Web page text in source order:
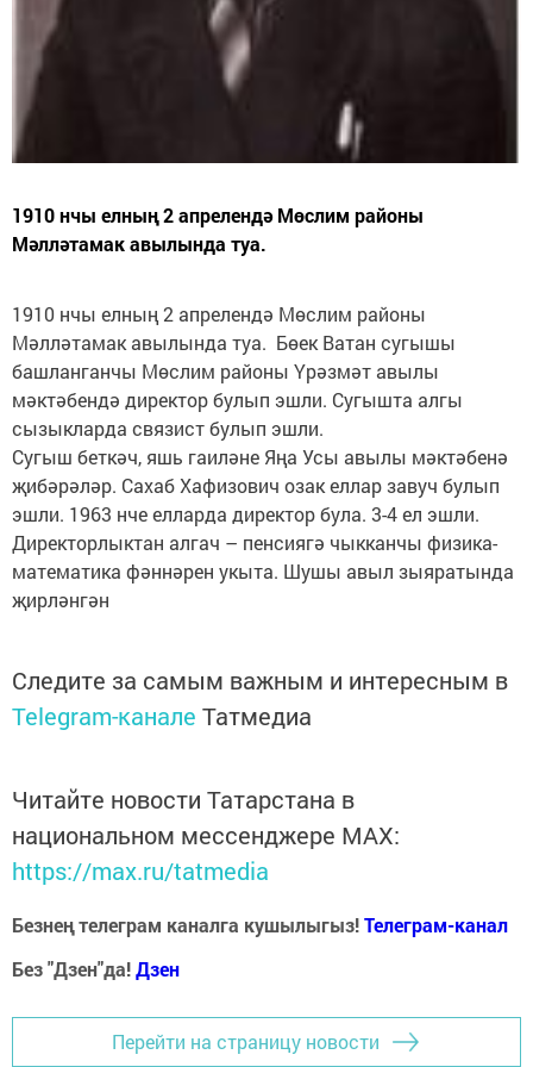
1910 нчы елның 2 апрелендә Мөслим районы
Мәлләтамак авылында туа.
1910 нчы елның 2 апрелендә Мөслим районы
Мәлләтамак авылында туа. Бөек Ватан сугышы
башланганчы Мөслим районы Үрәзмәт авылы
мәктәбендә директор булып эшли. Сугышта алгы
сызыкларда связист булып эшли.
Сугыш беткәч, яшь гаиләне Яңа Усы авылы мәктәбенә
җибәрәләр. Сахаб Хафизович озак еллар завуч булып
эшли. 1963 нче елларда директор була. 3-4 ел эшли.
Директорлыктан алгач – пенсиягә чыкканчы физика-
математика фәннәрен укыта. Шушы авыл зыяратында
җирләнгән
Следите за самым важным и интересным в
Telegram-канале Татмедиа
Читайте новости Татарстана в
национальном мессенджере MАХ:
https://max.ru/tatmedia
Безнең телеграм каналга кушылыгыз!Телеграм-канал
Без "Дзен"да!Дзен
Перейти на страницу новости